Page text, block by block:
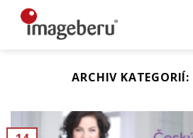
Přeskočit
ARCHIV KATEGORIÍ: